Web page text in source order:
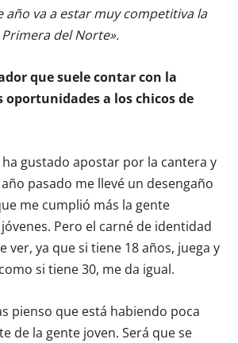
año va a estar muy competitiva la
Primera del Norte».
que suele contar con la
oportunidades a los chicos de
gustado apostar por la cantera y
pasado me llevé un desengaño
me cumplió más la gente
Pero el carné de identidad
ver, ya que si tiene 18 años, juega y
si tiene 30, me da igual.
pienso que está habiendo poca
de la gente joven. Será que se